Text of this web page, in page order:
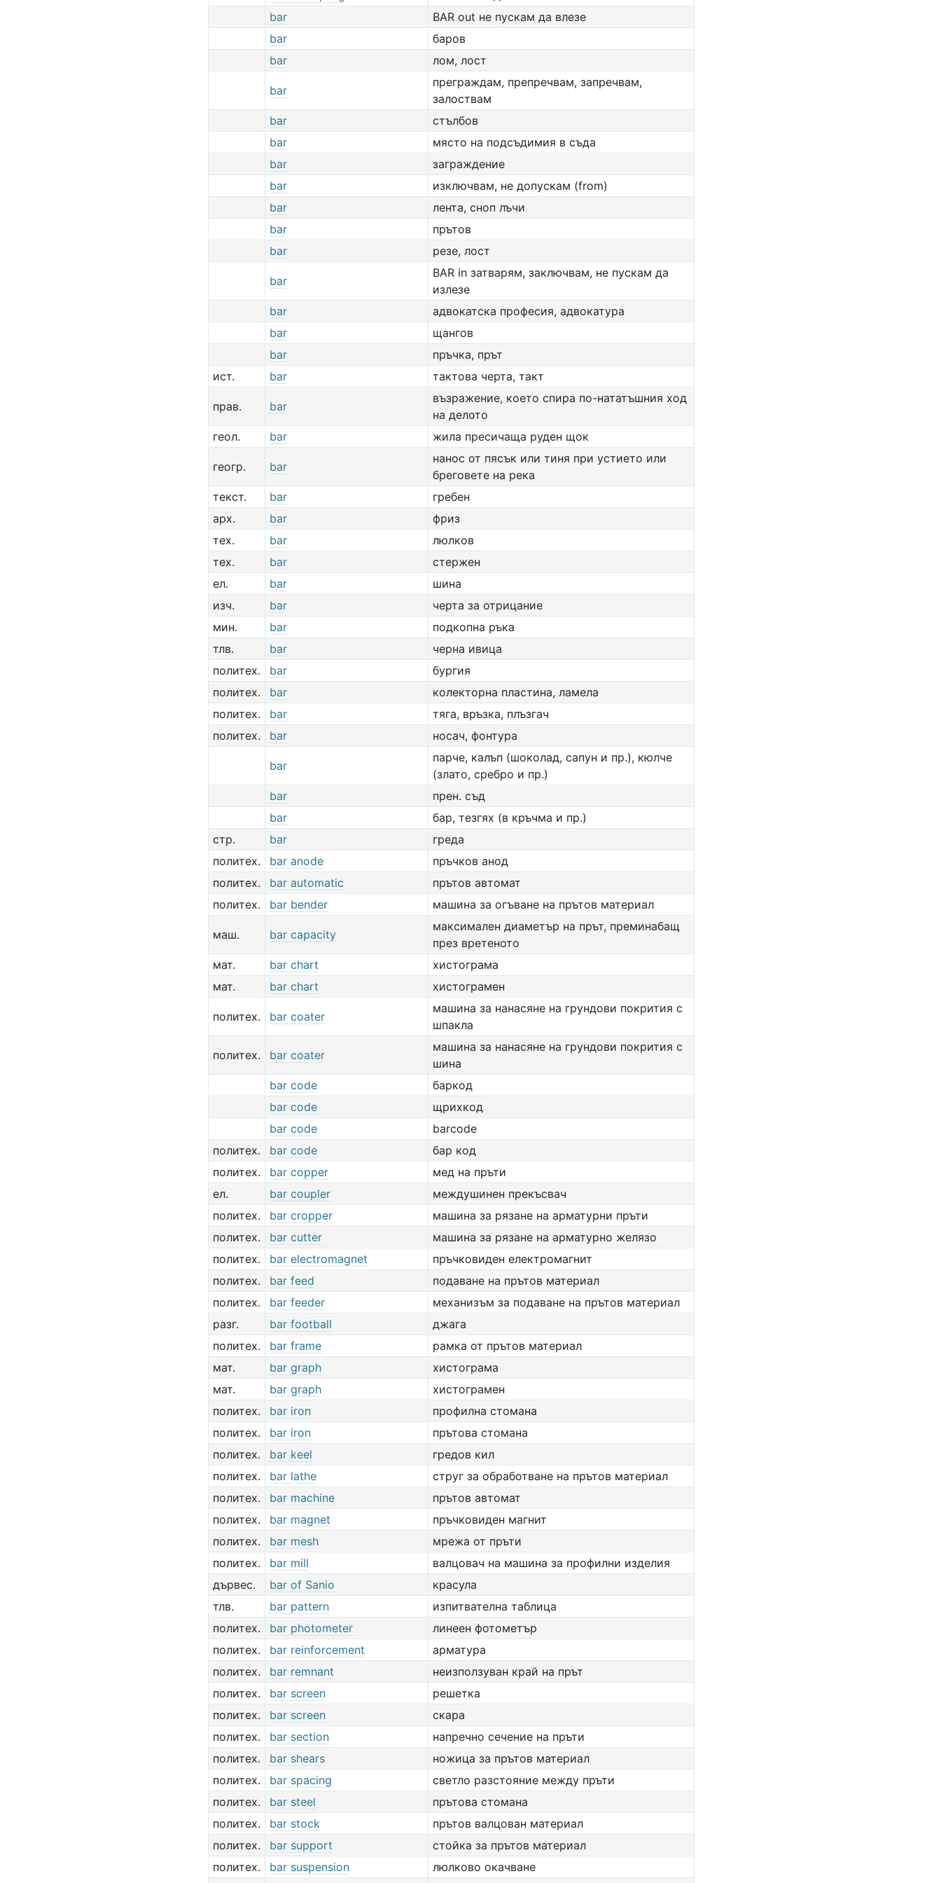
bar
BAR out не пускам да влезе
bar
баров
bar
лом, лост
bar
преграждам, препречвам, запречвам,
залоствам
bar
стълбов
bar
място на подсъдимия в съда
bar
заграждение
bar
изключвам, не допускам (from)
bar
лента, сноп лъчи
bar
прътов
bar
резе, лост
bar
BAR in затварям, заключвам, не пускам да
излезе
bar
адвокатска професия, адвокатура
bar
щангов
bar
пръчка, прът
ист.
bar тактова черта, такт
прав. bar
възражение, което спира по-нататъшния ход
на делото
геол.
bar жила пресичаща руден щок
геогр. bar
нанос от пясък или тиня при устието или
бреговете на река
текст.
bar
гребен
арх.
bar
фриз
тех.
bar
люлков
тех.
bar
стержен
ел.
bar
шина
изч.
bar
черта за отрицание
мин.
bar
подкопна ръка
тлв.
bar
черна ивица
политех.
bar
бургия
политех.
bar
колекторна пластина, ламела
политех.
bar
тяга, връзка, плъзгач
политех.
bar носач, фонтура
bar
парче, калъп (шоколад, сапун и пр.), кюлче
(злато, сребро и пр.)
bar
прен. съд
bar
бар, тезгях (в кръчма и пр.)
стр.
bar
греда
политех.
bar anode
пръчков анод
политех.
bar automatic
прътов автомат
политех.
bar bender машина за огъване на прътов материал
маш. bar capacity
максимален диаметър на прът, преминабащ
през вретеното
мат.
bar chart
хистограма
мат.
bar chart хистограмен
политех. bar coater
машина за нанасяне на грундови покрития с
шпакла
политех. bar coater
машина за нанасяне на грундови покрития с
шина
bar code
баркод
bar code
щрихкод
bar code
barcode
политех.
bar code
бар код
политех.
bar copper
мед на пръти
ел.
bar coupler
междушинен прекъсвач
политех.
bar cropper
машина за рязане на арматурни пръти
политех.
bar cutter
машина за рязане на арматурно желязо
политех.
bar electromagnet
пръчковиден електромагнит
политех.
bar feed
подаване на прътов материал
политех.
bar feeder
механизъм за подаване на прътов материал
разг.
bar football
джага
политех.
bar frame
рамка от прътов материал
мат.
bar graph
хистограма
мат.
bar graph
хистограмен
политех.
bar iron
профилна стомана
политех.
bar iron
прътова стомана
политех.
bar keel
гредов кил
политех.
bar lathe
струг за обработване на прътов материал
политех.
bar machine
прътов автомат
политех.
bar magnet
пръчковиден магнит
политех.
bar mesh
мрежа от пръти
политех.
bar mill
валцовач на машина за профилни изделия
дървес.
bar of Sanio
красула
тлв.
bar pattern
изпитвателна таблица
политех.
bar photometer
линеен фотометър
политех.
bar reinforcement
арматура
политех.
bar remnant
неизползуван край на прът
политех.
bar screen
решетка
политех.
bar screen
скара
политех.
bar section
напречно сечение на пръти
политех.
bar shears
ножица за прътов материал
политех.
bar spacing
светло разстояние между пръти
политех.
bar steel
прътова стомана
политех.
bar stock
прътов валцован материал
политех.
bar support
стойка за прътов материал
политех.
bar suspension
люлково окачване